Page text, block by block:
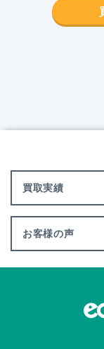
買取実績
お客様の声